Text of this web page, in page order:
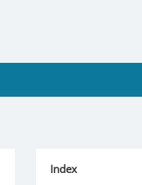
Index